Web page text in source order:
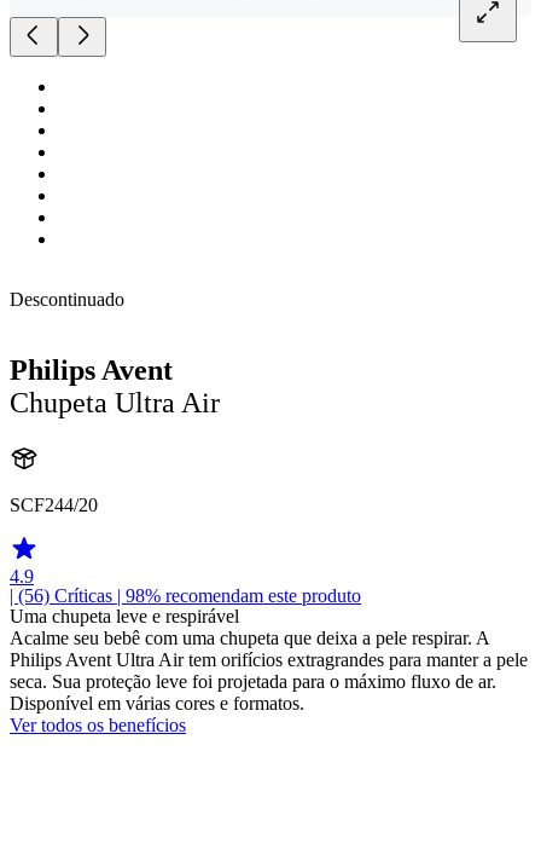
Descontinuado
Philips Avent
Chupeta Ultra Air
SCF244/20
4.9
| (56) Críticas | 98% recomendam este produto
Uma chupeta leve e respirável
Acalme seu bebê com uma chupeta que deixa a pele respirar. A
Philips Avent Ultra Air tem orifícios extragrandes para manter a pele
seca. Sua proteção leve foi projetada para o máximo fluxo de ar.
Disponível em várias cores e formatos.
Ver todos os benefícios